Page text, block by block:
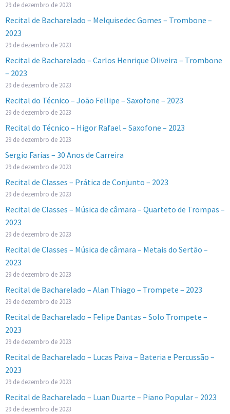
29 de dezembro de 2023
Recital de Bacharelado – Melquisedec Gomes – Trombone –
2023
29 de dezembro de 2023
Recital de Bacharelado – Carlos Henrique Oliveira – Trombone
– 2023
29 de dezembro de 2023
Recital do Técnico – João Fellipe – Saxofone – 2023
29 de dezembro de 2023
Recital do Técnico – Higor Rafael – Saxofone – 2023
29 de dezembro de 2023
Sergio Farias – 30 Anos de Carreira
29 de dezembro de 2023
Recital de Classes – Prática de Conjunto – 2023
29 de dezembro de 2023
Recital de Classes – Música de câmara – Quarteto de Trompas –
2023
29 de dezembro de 2023
Recital de Classes – Música de câmara – Metais do Sertão –
2023
29 de dezembro de 2023
Recital de Bacharelado – Alan Thiago – Trompete – 2023
29 de dezembro de 2023
Recital de Bacharelado – Felipe Dantas – Solo Trompete –
2023
29 de dezembro de 2023
Recital de Bacharelado – Lucas Paiva – Bateria e Percussão –
2023
29 de dezembro de 2023
Recital de Bacharelado – Luan Duarte – Piano Popular – 2023
29 de dezembro de 2023